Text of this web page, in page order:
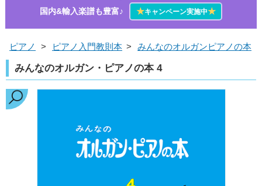
国内&輸入楽譜も豊富♪
★キャンペーン実施中★
ピアノ > ピアノ入門教則本 > みんなのオルガンピアノの本
みんなのオルガン・ピアノの本 4